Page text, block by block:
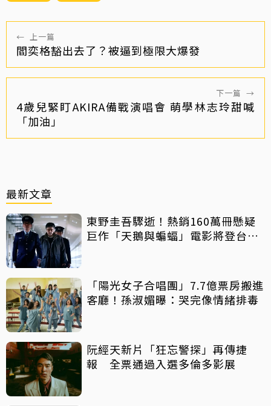
← 上一篇
閻奕格豁出去了？被逼到極限大爆發
下一篇 →
4歲兒緊盯AKIRA備戰演唱會 萌學林志玲甜喊
「加油」
最新文章
東野圭吾驟逝！熱銷160萬冊懸疑
巨作「天鵝與蝙蝠」電影將登台上
「陽光女子合唱團」7.7億票房搬進
客廳！孫淑媚曝：哭完像情緒排毒
阮經天新片「狂忘警探」再傳捷
報 全票通過入選多倫多影展